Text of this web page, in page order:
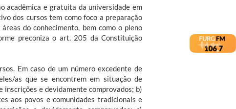
acadêmica e gratuita da universidade em
dos cursos tem como foco a preparação
do conhecimento, bem como o pleno
preconiza o art. 205 da Constituição
Em caso de um número excedente de
as que se encontrem em situação de
e devidamente comprovados; b)
aos povos e comunidades tradicionais e